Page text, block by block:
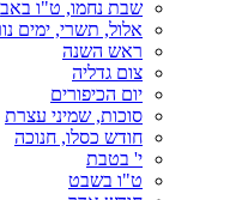
שבת נחמו, ט"ו באב
אלול, תשרי, ימים
ראש השנה
צום גדליה
יום הכיפורים
סוכות, שמיני עצרת
חודש כסלו, חנוכה
י' בטבת
ט"ו בשבט